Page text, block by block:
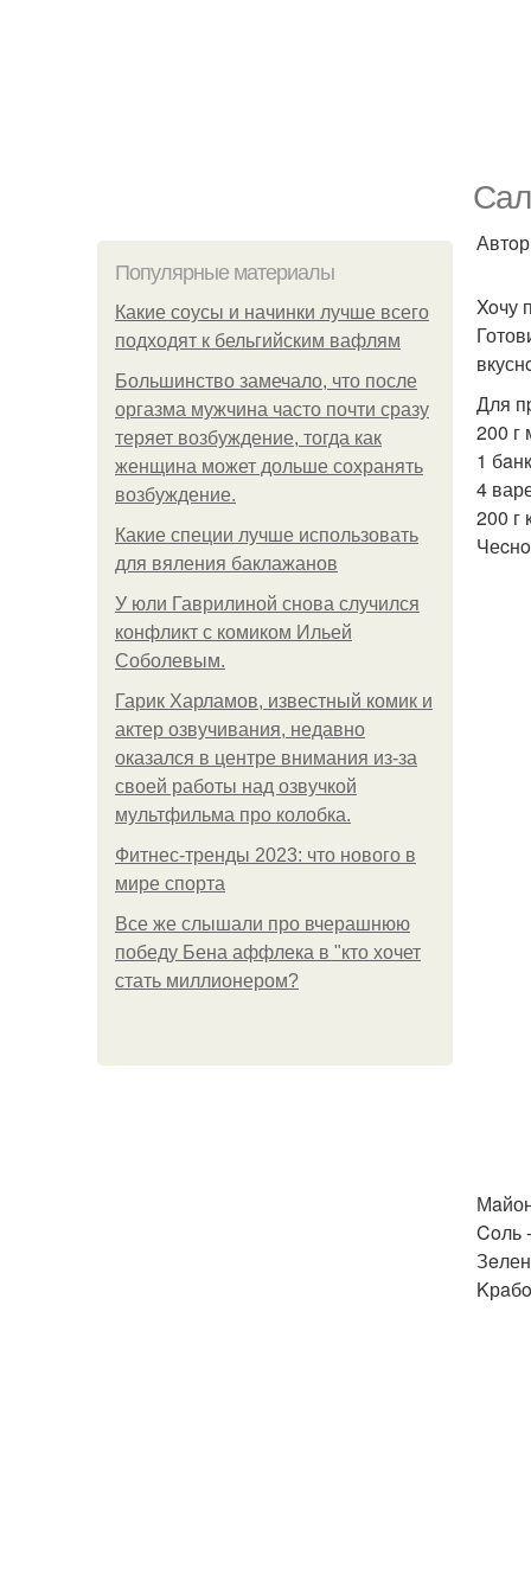
Популярные материалы
Какие соусы и начинки лучше всего
подходят к бельгийским вафлям
Большинство замечало, что после
оргазма мужчина часто почти сразу
теряет возбуждение, тогда как
женщина может дольше сохранять
возбуждение.
Какие специи лучше использовать
для вяления баклажанов
У юли Гаврилиной снова случился
конфликт с комиком Ильей
Соболевым.
Гарик Харламов, известный комик и
актер озвучивания, недавно
оказался в центре внимания из-за
своей работы над озвучкой
мультфильма про колобка.
Фитнес-тренды 2023: что нового в
мире спорта
Все же слышали про вчерашнюю
победу Бена аффлека в "кто хочет
стать миллионером?
Xoчу
Для
200 г
1
4
200 г
Coль